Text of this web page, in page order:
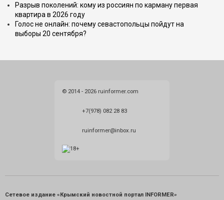
Разрыв поколений: кому из россиян по карману первая
квартира в 2026 году
Голос не онлайн: почему севастопольцы пойдут на
выборы 20 сентября?
© 2014 - 2026 ruinformer.com
+7(978) 082 28 83
ruinformer@inbox.ru
Сетевое издание «Крымский новостной портал INFORMER»